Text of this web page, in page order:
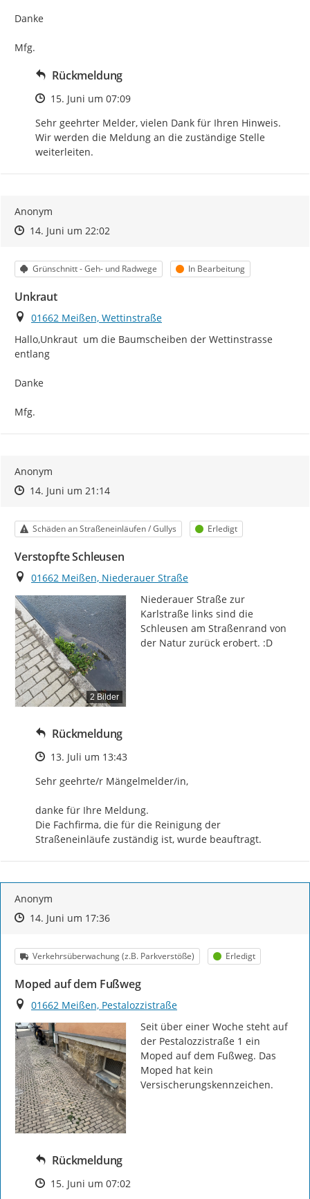
Danke
Mfg.
Rückmeldung
Zeitpunkt des Erstellens
15. Juni um 07:09
Sehr geehrter Melder, vielen Dank für Ihren Hinweis.
Wir werden die Meldung an die zuständige Stelle
weiterleiten.
Anonym
Zeitpunkt des Erstellens
Zeitpunkt des Erstellens
14. Juni um 22:02Zur Äußerung
Kategorie
Grünschnitt - Geh- und Radwege Status
In Bearbeitung
Unkraut
Ort
01662 Meißen, Wettinstraße
Hallo,Unkraut  um die Baumscheiben der Wettinstrasse
entlang
Danke
Mfg.
Anonym
Zeitpunkt des Erstellens
Zeitpunkt des Erstellens
14. Juni um 21:14Zur Äußerung
Kategorie
Schäden an Straßeneinläufen / Gullys Status
Erledigt
Verstopfte Schleusen
Ort
01662 Meißen, Niederauer Straße
2 Bilder
Niederauer Straße zur
Karlstraße links sind die
Schleusen am Straßenrand von
der Natur zurück erobert. :D
Rückmeldung
Zeitpunkt des Erstellens
13. Juli um 13:43
Sehr geehrte/r Mängelmelder/in,
danke für Ihre Meldung.
Die Fachfirma, die für die Reinigung der
Straßeneinläufe zuständig ist, wurde beauftragt.
Anonym
Zeitpunkt des Erstellens
Zeitpunkt des Erstellens
14. Juni um 17:36Zur Äußerung
Kategorie
Verkehrsüberwachung (z.B. Parkverstöße) Status
Erledigt
Moped auf dem Fußweg
Ort
01662 Meißen, Pestalozzistraße
Seit über einer Woche steht auf
der Pestalozzistraße 1 ein
Moped auf dem Fußweg. Das
Moped hat kein
Versischerungskennzeichen.
Rückmeldung
Zeitpunkt des Erstellens
15. Juni um 07:02